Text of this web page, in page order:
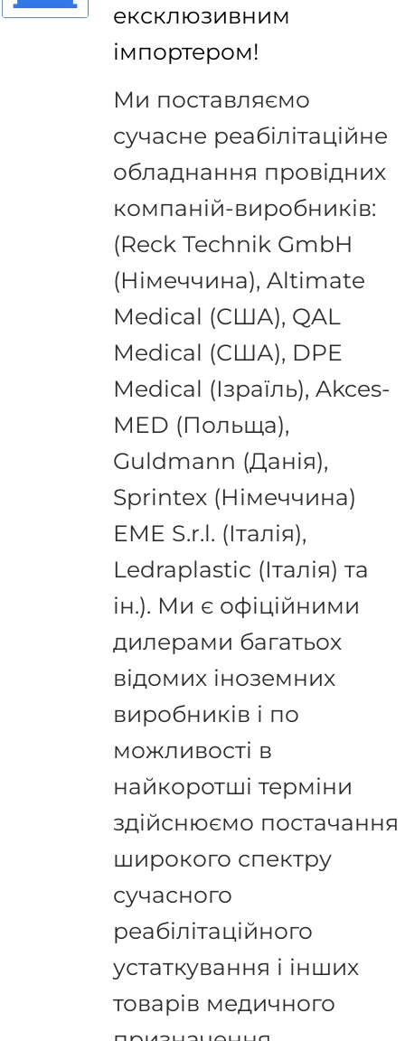
ексклюзивним
імпортером!
Ми поставляємо
сучасне реабілітаційне
обладнання провідних
компаній-виробників:
(Reck Technik GmbH
(Німеччина), Altimate
Medical (США), QAL
Medical (США), DPE
Medical (Ізраїль), Akces-
MED (Польща),
Guldmann (Данія),
Sprintex (Німеччина)
EME S.r.l. (Італія),
Ledraplastic (Італія) та
ін.). Ми є офіційними
дилерами багатьох
відомих іноземних
виробників і по
можливості в
найкоротші терміни
здійснюємо постачання
широкого спектру
сучасного
реабілітаційного
устаткування і інших
товарів медичного